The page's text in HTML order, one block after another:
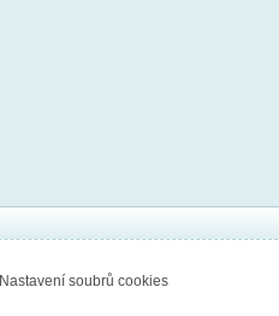
Nastavení soubrů cookies